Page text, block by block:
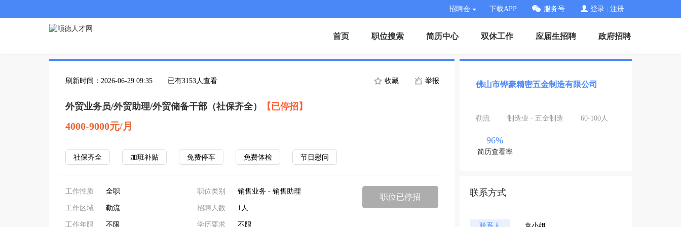
招聘会 下载APP 服务号 登录 注册
首页 职位搜索 简历中心 双休工作 应届生招聘 政府招聘
刷新时间：2026-06-29 09:35 已有3153人查看 收藏 举报
外贸业务员/外贸助理/外贸储备干部（社保齐全） 【已停招】
4000-9000元/月
社保齐全 加班补贴 免费停车 免费体检 节日慰问
工作性质 全职
工作区域 勒流
工作年限 不限
职位类别 销售业务 - 销售助理
招聘人数 1人
学历要求 不限
职位已停招
佛山市铧豪精密五金制造有限公司
勒流 制造业 - 五金制造 60-100人
96%
简历查看率
联系方式